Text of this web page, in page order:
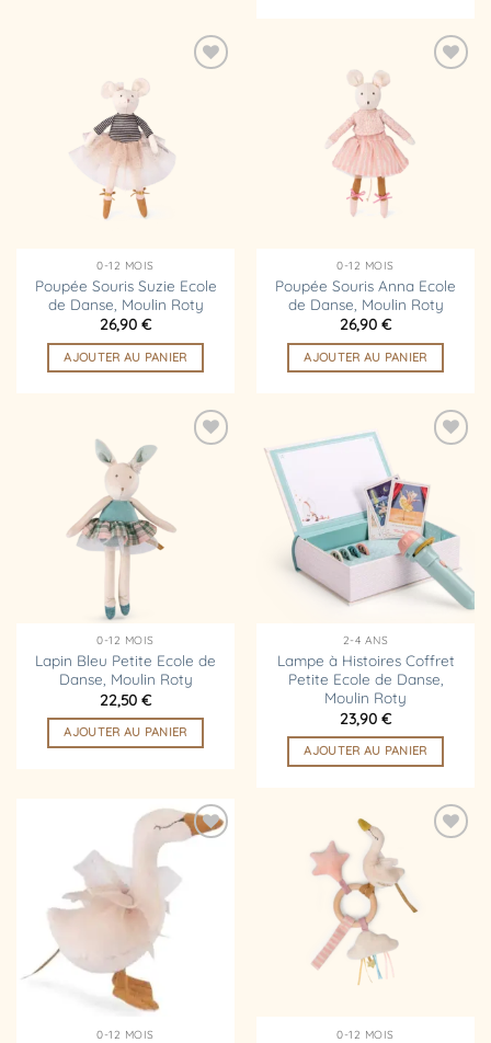
0-12 MOIS
Poupée Souris Suzie Ecole
de Danse, Moulin Roty
26,90 €
AJOUTER AU PANIER
0-12 MOIS
Poupée Souris Anna Ecole
de Danse, Moulin Roty
26,90 €
AJOUTER AU PANIER
0-12 MOIS
Lapin Bleu Petite Ecole de
Danse, Moulin Roty
22,50 €
AJOUTER AU PANIER
liste
d’envies
2-4 ANS
Lampe à Histoires Coffret
Petite Ecole de Danse,
Moulin Roty
23,90 €
AJOUTER AU PANIER
0-12 MOIS 0-12 MOIS